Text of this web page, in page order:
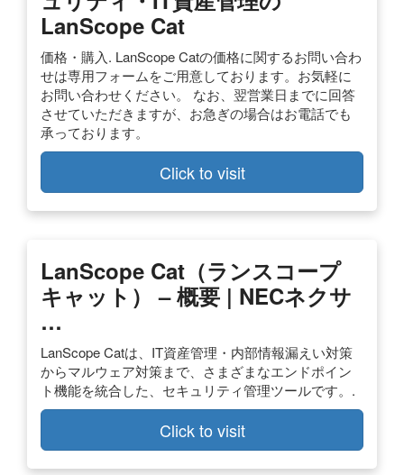
LanScope Cat
価格・購入. LanScope Catの価格に関するお問い合わ
せは専用フォームをご用意しております。お気軽に
お問い合わせください。 なお、翌営業日までに回答
させていただきますが、お急ぎの場合はお電話でも
承っております。
Click to visit
LanScope Cat（ランスコープ
キャット） – 概要 | NECネクサ
…
LanScope Catは、IT資産管理・内部情報漏えい対策
からマルウェア対策まで、さまざまなエンドポイン
ト機能を統合した、セキュリティ管理ツールです。.
Click to visit